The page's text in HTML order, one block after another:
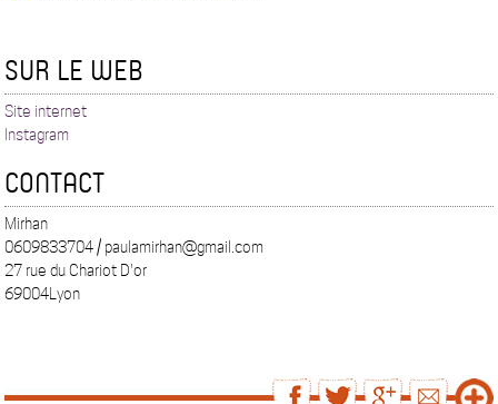
SUR LE WEB
Site internet
Instagram
CONTACT
Mirhan
0609833704 / paulamirhan@gmail.com
27 rue du Chariot D'or
69004Lyon